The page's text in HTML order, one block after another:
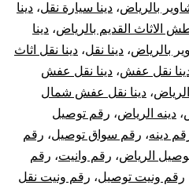
بالرياض، دينا سيارة نقل، دينا
طش الاثاث القديم بالرياض، دينا
بالرياض، دينا نقل، دينا نقل اثاث
نقل عفش، دينا نقل عفش
، دينا نقل عفش شمال
، دينه الرياض، رقم توصيل
دينه، رقم سواق توصيل، رقم
الرياض، رقم وانيت، رقم
رقم ونيت توصيل، رقم ونيت نقل